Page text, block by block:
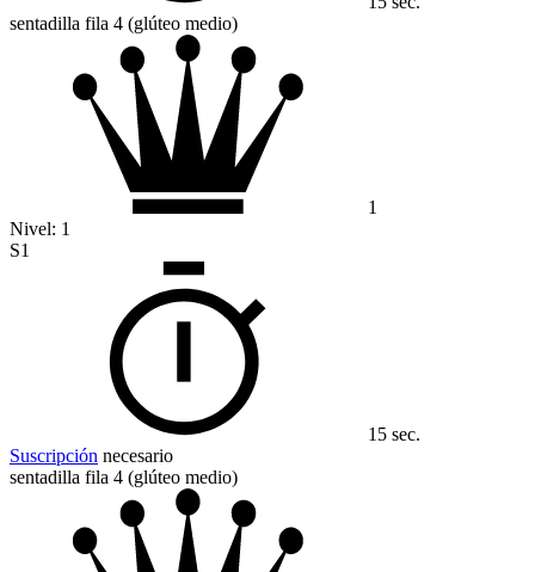
sentadilla fila 4 (glúteo medio)
1
Nivel: 1
S1
15 sec.
Suscripción necesario
sentadilla fila 4 (glúteo medio)